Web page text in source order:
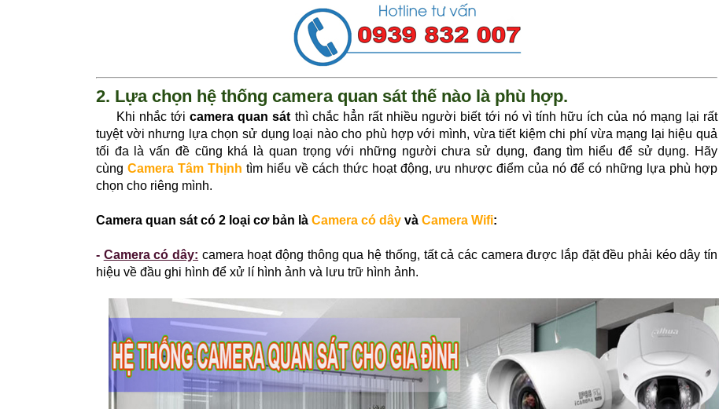
2. Lựa chọn hệ thống camera quan sát thế nào là phù hợp.
Khi nhắc tớicamera quan sát thì chắc hẳn rất nhiều người biết tới nó vì tính hữu ích của nó mạng lại rất
tuyệt vời nhưng lựa chọn sử dụng loại nào cho phù hợp với mình, vừa tiết kiệm chi phí vừa mạng lại hiệu quả
tối đa là vấn đề cũng khá là quan trọng với những người chưa sử dụng, đang tìm hiểu để sử dụng. Hãy
cùng Camera Tâm Thịnh tìm hiểu về cách thức hoạt động, ưu nhược điểm của nó để có những lựa phù hợp
chọn cho riêng mình.
Camera quan sát có 2 loại cơ bản là Camera có dây và Camera Wifi:
- Camera có dây: camera hoạt động thông qua hệ thống, tất cả các camera được lắp đặt đều phải kéo dây tín
hiệu về đầu ghi hình để xử lí hình ảnh và lưu trữ hình ảnh.